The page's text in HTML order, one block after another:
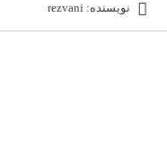
نویسنده: rezvani